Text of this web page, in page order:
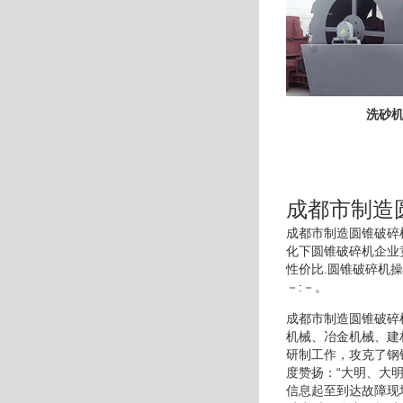
洗砂机
成都市制造
成都市制造圆锥破
化下圆锥破碎机企
性价比.圆锥破碎机
－:－。
成都市制造圆锥破
机械、冶金机械、
研制工作，攻克了
度赞扬：“大明、大
信息起至到达故障